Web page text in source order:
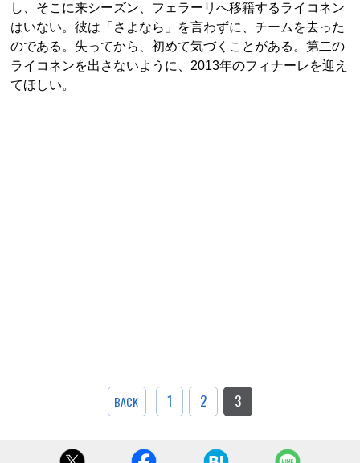
し、そこに来シーズン、フェラーリへ移籍するライコネン
はいない。彼は「さよなら」を言わずに、チームを去った
のである。失ってから、初めて気づくことがある。第二の
ライコネンを出さないように、2013年のフィナーレを迎え
てほしい。
BACK 1 2 3